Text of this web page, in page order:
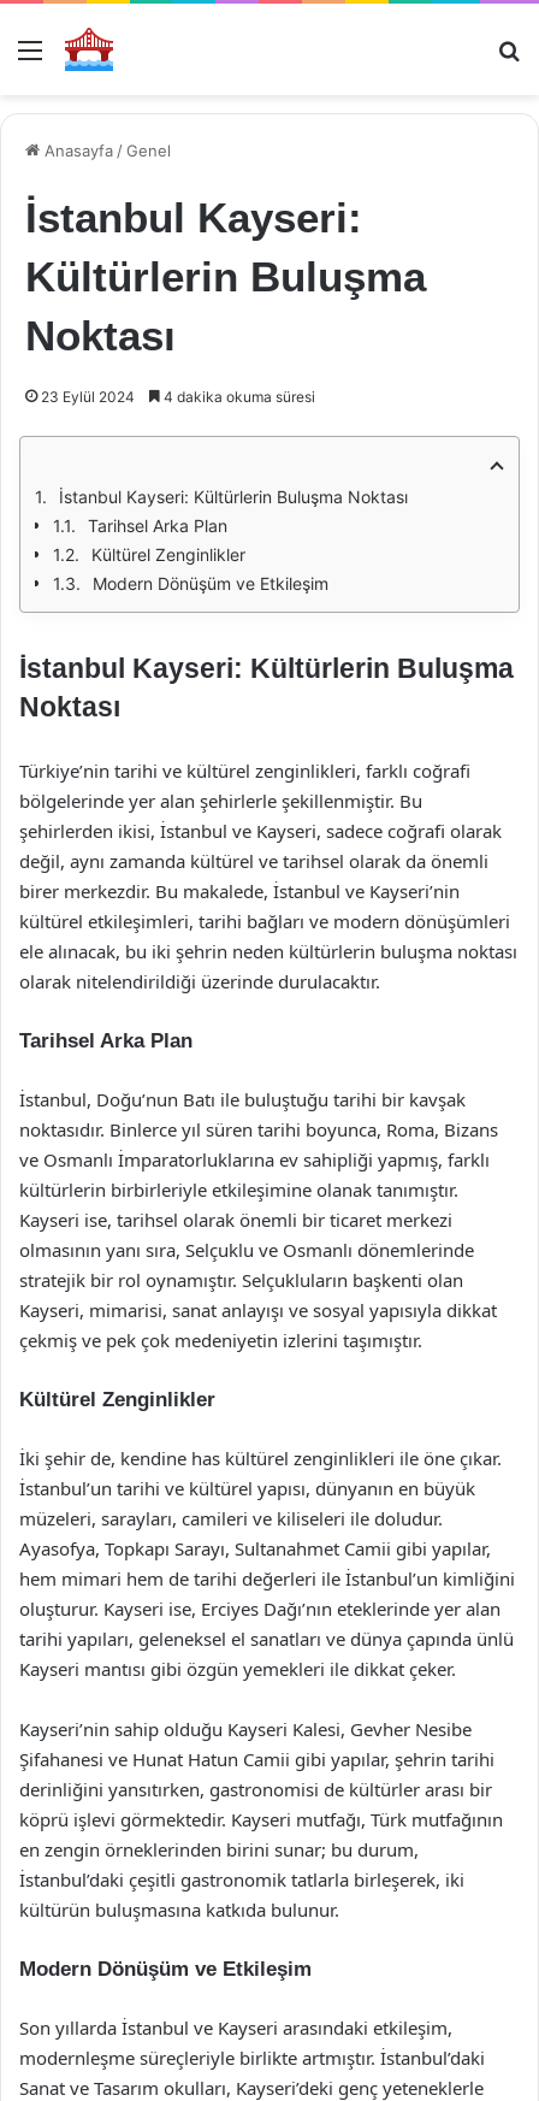
Menü
Anasayfa /Genel
İstanbul Kayseri:
Kültürlerin Buluşma
Noktası
23 Eylül 2024 4 dakika okuma süresi
İstanbul Kayseri: Kültürlerin Buluşma Noktası
Tarihsel Arka Plan
Kültürel Zenginlikler
Modern Dönüşüm ve Etkileşim
İstanbul Kayseri: Kültürlerin Buluşma
Noktası
Türkiye’nin tarihi ve kültürel zenginlikleri, farklı coğrafi
bölgelerinde yer alan şehirlerle şekillenmiştir. Bu
şehirlerden ikisi, İstanbul ve Kayseri, sadece coğrafi olarak
değil, aynı zamanda kültürel ve tarihsel olarak da önemli
birer merkezdir. Bu makalede, İstanbul ve Kayseri’nin
kültürel etkileşimleri, tarihi bağları ve modern dönüşümleri
ele alınacak, bu iki şehrin neden kültürlerin buluşma noktası
olarak nitelendirildiği üzerinde durulacaktır.
Tarihsel Arka Plan
İstanbul, Doğu’nun Batı ile buluştuğu tarihi bir kavşak
noktasıdır. Binlerce yıl süren tarihi boyunca, Roma, Bizans
ve Osmanlı İmparatorluklarına ev sahipliği yapmış, farklı
kültürlerin birbirleriyle etkileşimine olanak tanımıştır.
Kayseri ise, tarihsel olarak önemli bir ticaret merkezi
olmasının yanı sıra, Selçuklu ve Osmanlı dönemlerinde
stratejik bir rol oynamıştır. Selçukluların başkenti olan
Kayseri, mimarisi, sanat anlayışı ve sosyal yapısıyla dikkat
çekmiş ve pek çok medeniyetin izlerini taşımıştır.
Kültürel Zenginlikler
İki şehir de, kendine has kültürel zenginlikleri ile öne çıkar.
İstanbul’un tarihi ve kültürel yapısı, dünyanın en büyük
müzeleri, sarayları, camileri ve kiliseleri ile doludur.
Ayasofya, Topkapı Sarayı, Sultanahmet Camii gibi yapılar,
hem mimari hem de tarihi değerleri ile İstanbul’un kimliğini
oluşturur. Kayseri ise, Erciyes Dağı’nın eteklerinde yer alan
tarihi yapıları, geleneksel el sanatları ve dünya çapında ünlü
Kayseri mantısı gibi özgün yemekleri ile dikkat çeker.
Kayseri’nin sahip olduğu Kayseri Kalesi, Gevher Nesibe
Şifahanesi ve Hunat Hatun Camii gibi yapılar, şehrin tarihi
derinliğini yansıtırken, gastronomisi de kültürler arası bir
köprü işlevi görmektedir. Kayseri mutfağı, Türk mutfağının
en zengin örneklerinden birini sunar; bu durum,
İstanbul’daki çeşitli gastronomik tatlarla birleşerek, iki
kültürün buluşmasına katkıda bulunur.
Modern Dönüşüm ve Etkileşim
Son yıllarda İstanbul ve Kayseri arasındaki etkileşim,
modernleşme süreçleriyle birlikte artmıştır. İstanbul’daki
Sanat ve Tasarım okulları, Kayseri’deki genç yeteneklerle